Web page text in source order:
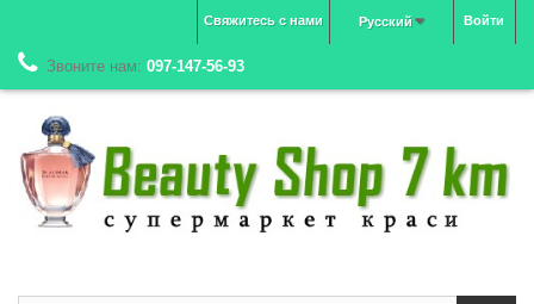
Войти
Русский
Свяжитесь с нами
Звоните нам: 097-147-56-93